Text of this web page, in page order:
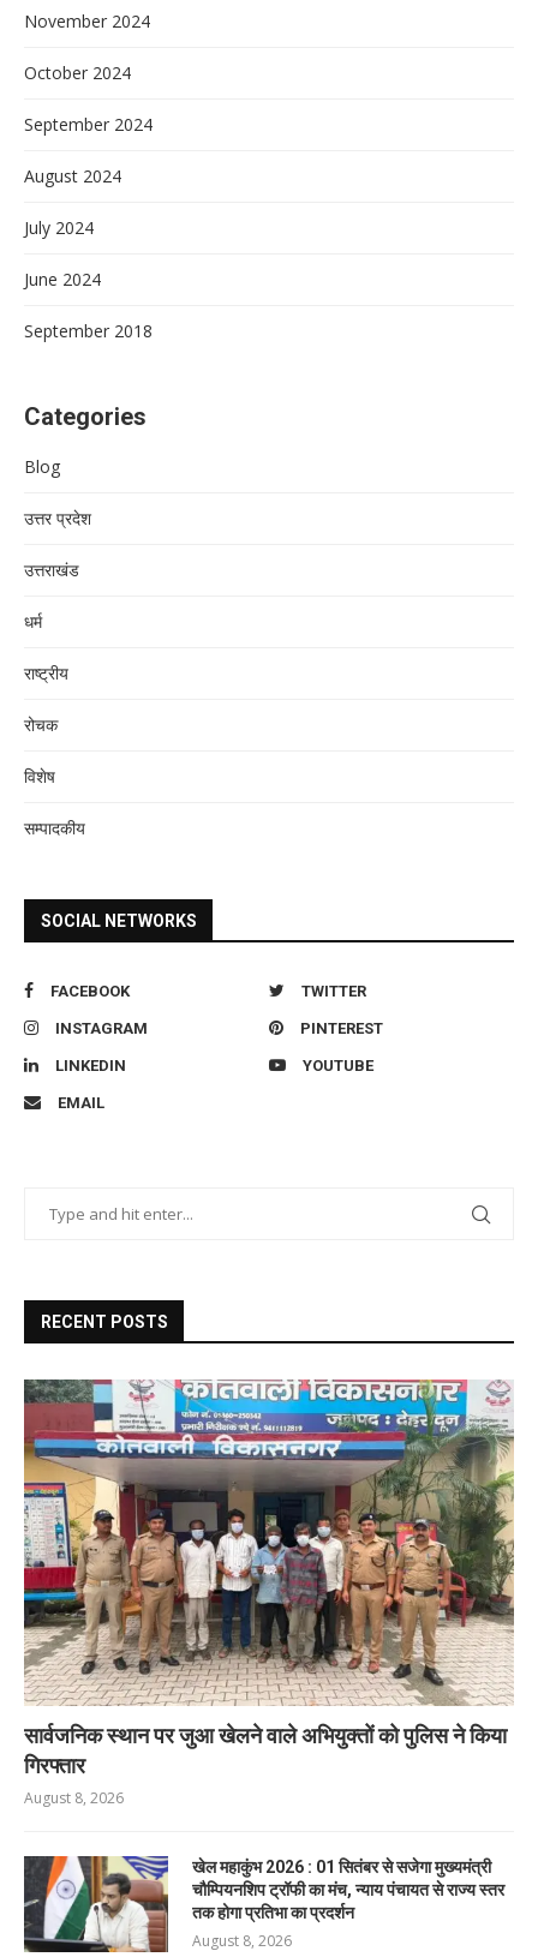
November 2024
October 2024
September 2024
August 2024
July 2024
June 2024
September 2018
Categories
Blog
उत्तर प्रदेश
उत्तराखंड
धर्म
राष्ट्रीय
रोचक
विशेष
सम्पादकीय
SOCIAL NETWORKS
FACEBOOK TWITTER
INSTAGRAM PINTEREST
LINKEDIN YOUTUBE
EMAIL
RECENT POSTS
सार्वजनिक स्थान पर जुआ खेलने वाले अभियुक्तों को पुलिस ने किया
गिरफ्तार
August 8, 2026
खेल महाकुंभ 2026 : 01 सितंबर से सजेगा मुख्यमंत्री
चौम्पियनशिप ट्रॉफी का मंच, न्याय पंचायत से राज्य स्तर
तक होगा प्रतिभा का प्रदर्शन
August 8, 2026